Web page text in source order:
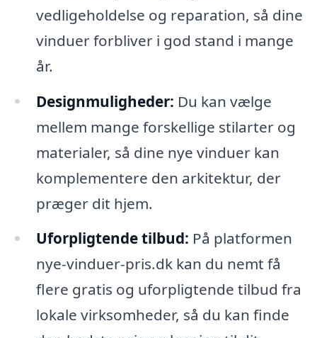
vedligeholdelse og reparation, så dine
vinduer forbliver i god stand i mange
år.
Designmuligheder: Du kan vælge
mellem mange forskellige stilarter og
materialer, så dine nye vinduer kan
komplementere den arkitektur, der
præger dit hjem.
Uforpligtende tilbud: På platformen
nye-vinduer-pris.dk kan du nemt få
flere gratis og uforpligtende tilbud fra
lokale virksomheder, så du kan finde